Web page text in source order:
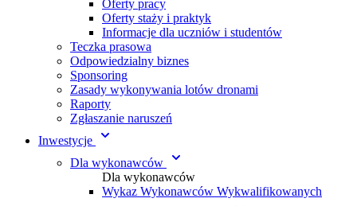
Oferty pracy
Oferty staży i praktyk
Informacje dla uczniów i studentów
Teczka prasowa
Odpowiedzialny biznes
Sponsoring
Zasady wykonywania lotów dronami
Raporty
Zgłaszanie naruszeń
Inwestycje
Dla wykonawców
Dla wykonawców
Wykaz Wykonawców Wykwalifikowanych